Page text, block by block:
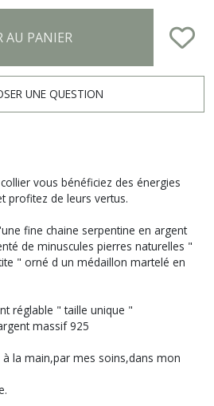
AU PANIER
UNE QUESTION
vous bénéficiez des énergies
profitez de leurs vertus.
fine chaine serpentine en argent
de minuscules pierres naturelles "
" orné d un médaillon martelé en
réglable " taille unique "
massif 925
la main,par mes soins,dans mon